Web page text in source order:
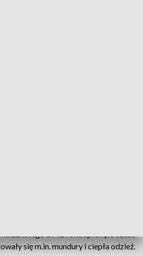
się m.in. mundury i ciepła odzież.